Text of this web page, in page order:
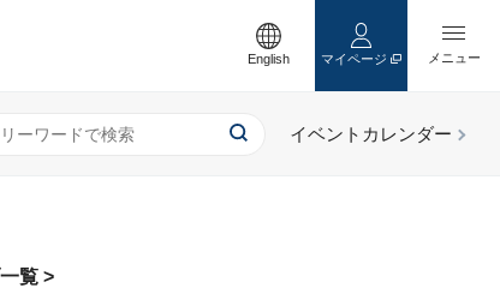
English マイページ
覧 >